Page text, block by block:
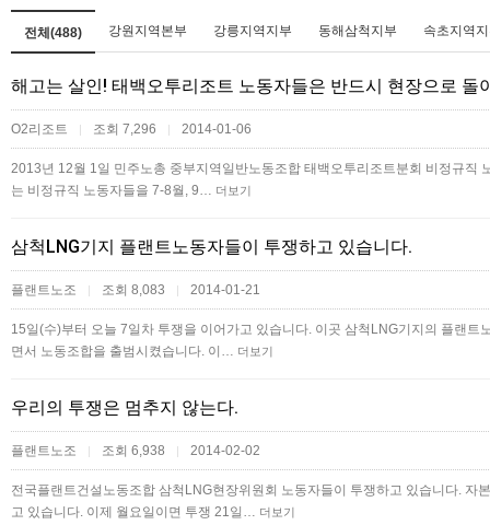
전체(488) 강원지역본부 강릉지역지부 동해삼척지부 속초지역
해고는 살인! 태백오투리조트 노동자들은 반드시 현장으로 돌
O2리조트 | 조회 7,296 | 2014-01-06
2013년 12월 1일 민주노총 중부지역일반노동조합 태백오투리조트분회 비정규직
는 비정규직 노동자들을 7-8월, 9… 더보기
삼척LNG기지 플랜트노동자들이 투쟁하고 있습니다.
플랜트노조 | 조회 8,083 | 2014-01-21
15일(수)부터 오늘 7일차 투쟁을 이어가고 있습니다. 이곳 삼척LNG기지의 플랜
면서 노동조합을 출범시켰습니다. 이… 더보기
우리의 투쟁은 멈추지 않는다.
플랜트노조 | 조회 6,938 | 2014-02-02
전국플랜트건설노동조합 삼척LNG현장위원회 노동자들이 투쟁하고 있습니다. 자
고 있습니다. 이제 월요일이면 투쟁 21일… 더보기